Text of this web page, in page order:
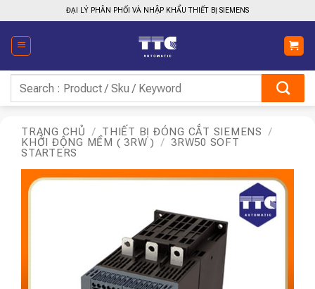
qua
nội
dung
ĐẠI LÝ PHÂN PHỐI VÀ NHẬP KHẨU THIẾT BỊ SIEMENS
kiếm:
TRANG CHỦ / THIẾT BỊ ĐÓNG CẮT SIEMENS
/
KHỞI ĐỘNG MỀM ( 3RW )
/ 3RW50 SOFT
STARTERS